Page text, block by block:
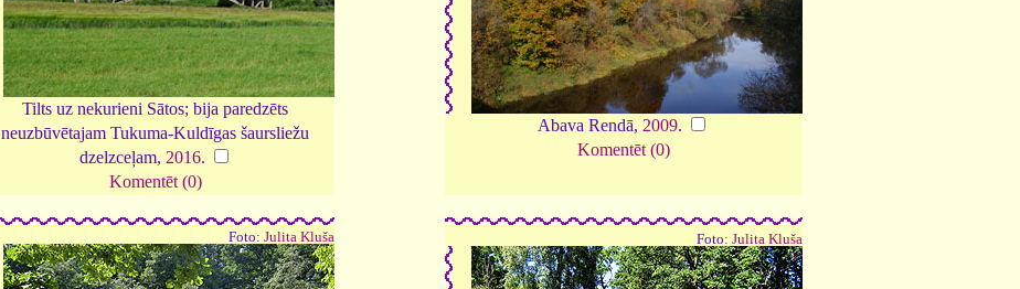
Tilts uz nekurieni Sātos; bija paredzēts
neuzbūvētajam Tukuma-Kuldīgas šaursliežu
dzelzceļam, 2016.
Komentēt (0)
Abava Rendā, 2009.
Komentēt (0)
Foto: Julita Kluša Foto: Julita Kluša